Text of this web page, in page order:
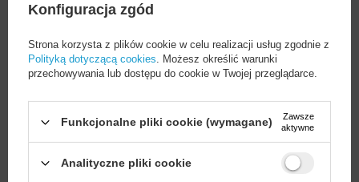
PROMOCJA
do Apple Watch 38 / 40 / 41 mm
pasek bransoleta do zegarka - żółta
Konfiguracja zgód
Strona korzysta z plików cookie w celu realizacji usług zgodnie z
Polityką dotyczącą cookies . Możesz określić warunki
przechowywania lub dostępu do cookie w Twojej przeglądarce.
Funkcjonalne pliki cookie (wymagane)
Zawsze
aktywne
Analityczne pliki cookie